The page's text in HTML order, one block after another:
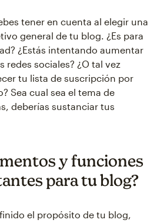
tener en cuenta al elegir una
general de tu blog. ¿Es para
¿Estás intentando aumentar
redes sociales? ¿O tal vez
tu lista de suscripción por
Sea cual sea el tema de
deberías sustanciar tus
y funciones
para tu blog?
el propósito de tu blog,